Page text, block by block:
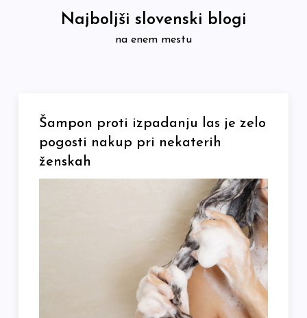
Najboljši slovenski blogi
na enem mestu
Šampon proti izpadanju las je zelo
pogosti nakup pri nekaterih
ženskah